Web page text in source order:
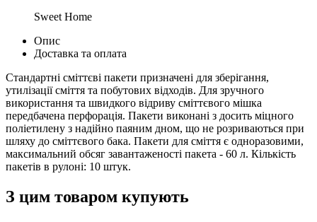
Sweet Home
Опис
Доставка та оплата
Стандартні сміттєві пакети призначені для зберігання,
утилізації сміття та побутових відходів. Для зручного
використання та швидкого відриву сміттєвого мішка
передбачена перфорація. Пакети виконані з досить міцного
поліетилену з надійно паяним дном, що не розриваються при
шляху до сміттєвого бака. Пакети для сміття є одноразовими,
максимальний обсяг завантаженості пакета - 60 л. Кількість
пакетів в рулоні: 10 штук.
З цим товаром купують